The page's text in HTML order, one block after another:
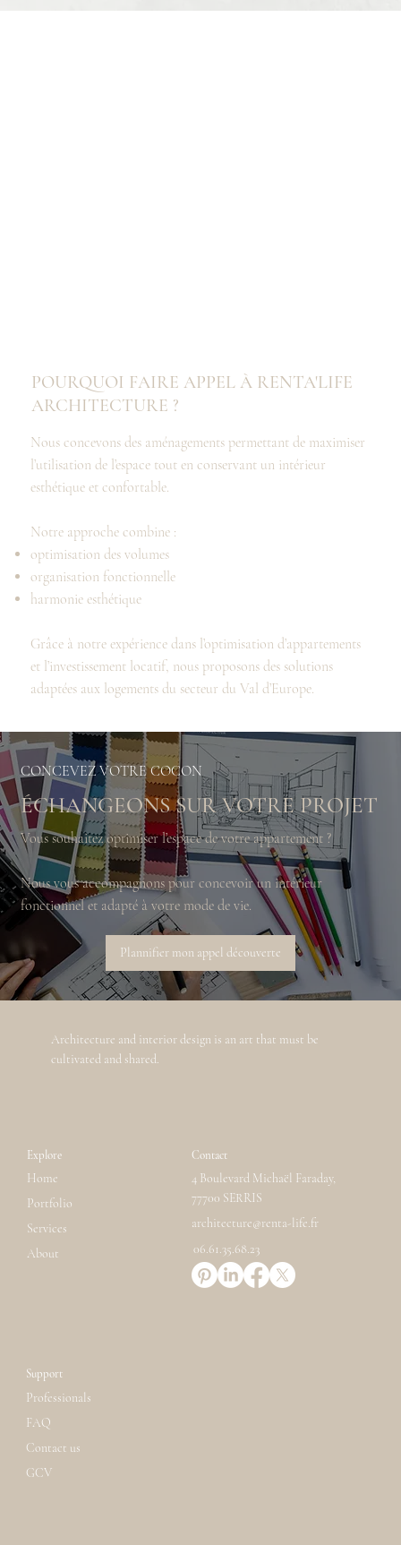
POURQUOI FAIRE APPEL À RENTA'LIFE
ARCHITECTURE ?
Nous concevons des aménagements permettant de maximiser
l’utilisation de l’espace tout en conservant un intérieur
esthétique et confortable.
Notre approche combine :
optimisation des volumes
organisation fonctionnelle
harmonie esthétique
Grâce à notre expérience dans l’optimisation d’appartements
et l’investissement locatif, nous proposons des solutions
adaptées aux logements du secteur du Val d’Europe.
CONCEVEZ VOTRE COCON
ÉCHANGEONS SUR VOTRE PROJET
Vous souhaitez optimiser l’espace de votre appartement ?
Nous vous accompagnons pour concevoir un intérieur
fonctionnel et adapté à votre mode de vie.
Plannifier mon appel découverte
Architecture and interior design is an art that must be
cultivated and shared.
Support
Professionals
FAQ
Contact us
GCV
Explore
Home
Services
Portfolio
About
Contact
4 Boulevard Michaël Faraday,
77700 SERRIS
architecture@renta-life.fr
06.61.35.68.23